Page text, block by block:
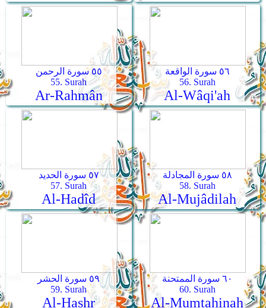
٥٥ سورة الرحمن
55. Surah
Ar-Rahmân
٥٦ سورة الواقعة
56. Surah
Al-Wâqi'ah
٥٧ سورة الحديد
57. Surah
Al-Hadîd
٥٨ سورة المجادلة
58. Surah
Al-Mujâdilah
٥٩ سورة الحشر
59. Surah
Al-Hashr
٦٠ سورة الممتحنة
60. Surah
Al-Mumtahinah